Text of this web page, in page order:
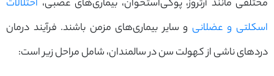
مختلفی مانند آرتروز، پوکی‌استخوان، بیماری‌های عصبی، اختلالات
اسکلتی و عضلانی و سایر بیماری‌های مزمن باشند. فرآیند درمان
دردهای ناشی از کهولت سن در سالمندان، شامل مراحل زیر است: